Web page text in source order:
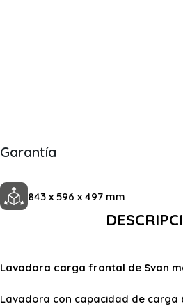
Garantía
843 x 596 x 497 mm
Lavadora carga frontal de Svan
Lavadora con capacidad de carga